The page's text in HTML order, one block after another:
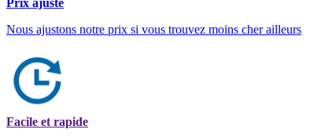
Nous ajustons notre prix si vous trouvez moins cher ailleurs
Facile et rapide